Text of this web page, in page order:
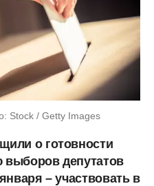
Stock / Getty Images
о готовности
выборов депутатов
– участвовать в